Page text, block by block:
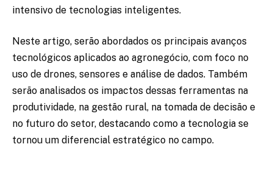
intensivo de tecnologias inteligentes.
Neste artigo, serão abordados os principais avanços
tecnológicos aplicados ao agronegócio, com foco no
uso de drones, sensores e análise de dados. Também
serão analisados os impactos dessas ferramentas na
produtividade, na gestão rural, na tomada de decisão e
no futuro do setor, destacando como a tecnologia se
tornou um diferencial estratégico no campo.